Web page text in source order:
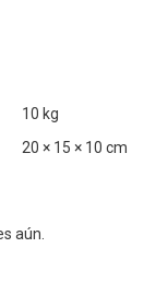
10 kg
20 × 15 × 10 cm
aún.